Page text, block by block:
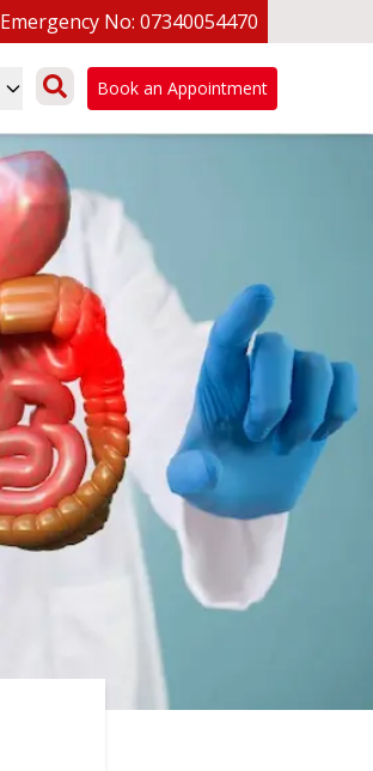
Emergency No: 07340054470
Book an Appointment